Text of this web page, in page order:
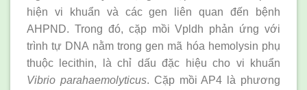
hiện vi khuẩn và các gen liên quan đến bệnh
AHPND. Trong đó, cặp mồi Vpldh phản ứng với
trình tự DNA nằm trong gen mã hóa hemolysin phụ
thuộc lecithin, là chỉ dấu đặc hiệu cho vi khuẩn
Vibrio parahaemolyticus. Cặp mồi AP4 là phương